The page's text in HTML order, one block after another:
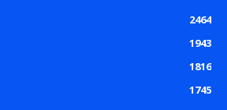
2464
1943
1816
1745